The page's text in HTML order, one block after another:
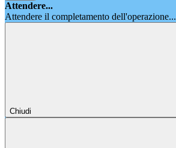
Attendere...
Attendere il completamento dell'operazione...
Chiudi